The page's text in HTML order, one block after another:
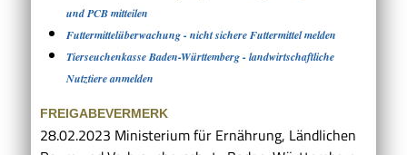
und PCB mitteilen
Futtermittelüberwachung - nicht sichere Futtermittel melden
Tierseuchenkasse Baden-Württemberg - landwirtschaftliche
Nutztiere anmelden
FREIGABEVERMERK
28.02.2023 Ministerium für Ernährung, Ländlichen